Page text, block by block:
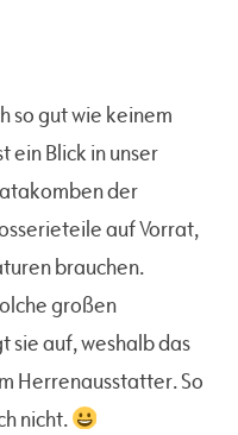
so gut wie keinem
ein Blick in unser
der
auf Vorrat,
brauchen.
großen
sie auf, weshalb das
Herrenausstatter. So
nicht.